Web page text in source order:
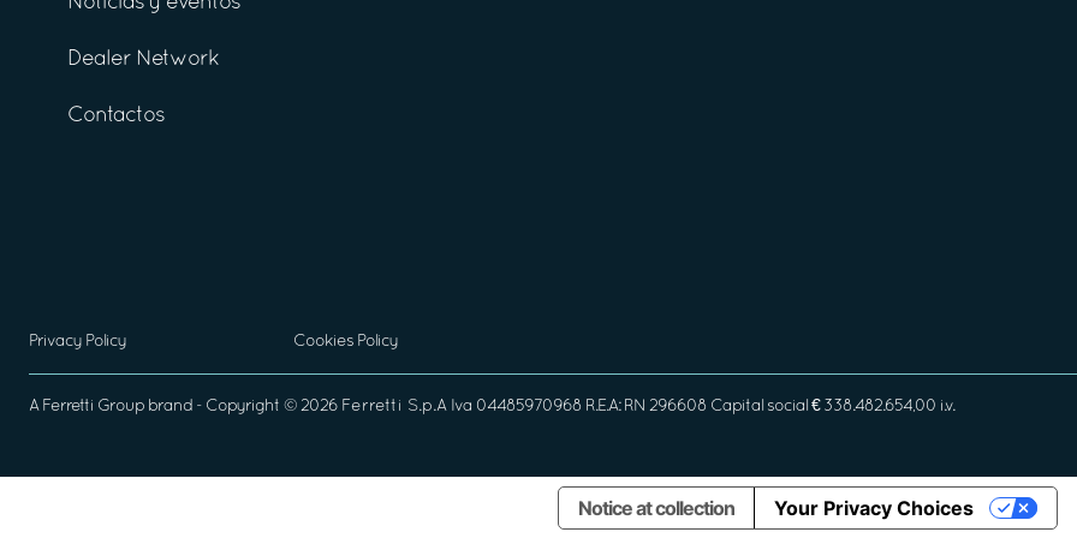
Dealer Network
Contactos
Privacy Policy Cookies Policy
A Ferretti Group brand - Copyright © 2026 Ferretti S.p.A Iva 04485970968 R.E.A: RN 296608 Capital social € 338.482.654,00 i.v.
Notice at collection Your Privacy Choices